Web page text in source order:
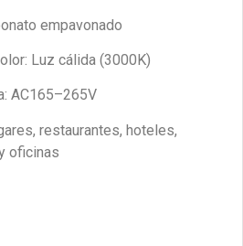
empavonado
Luz cálida (3000K)
AC165–265V
restaurantes, hoteles,
oficinas